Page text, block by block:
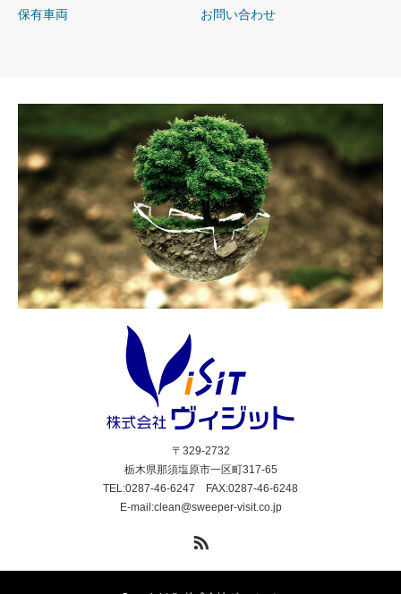
保有車両 お問い合わせ
〒329-2732
栃木県那須塩原市一区町317-65
TEL:0287-46-6247 FAX:0287-46-6248
E-mail:clean@sweeper-visit.co.jp